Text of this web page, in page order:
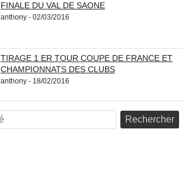
FINALE DU VAL DE SAONE
anthony - 02/03/2016
TIRAGE 1 ER TOUR COUPE DE FRANCE ET
CHAMPIONNATS DES CLUBS
anthony - 18/02/2016
Rechercher